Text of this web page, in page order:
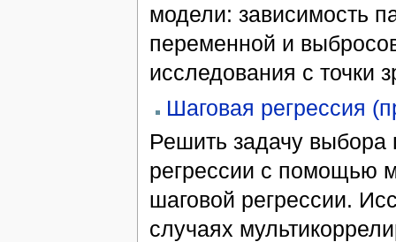
модели: зависимость
переменной и
исследования с точки
Шаговая регрессия
Решить задачу выбора
регрессии с помощью
шаговой регрессии.
случаях